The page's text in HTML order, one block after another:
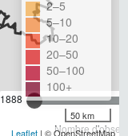
1888
Nombre
2–5
5–10
10–20
20–50
50–100
100+
50 km
Leaflet | © OpenStreetMap